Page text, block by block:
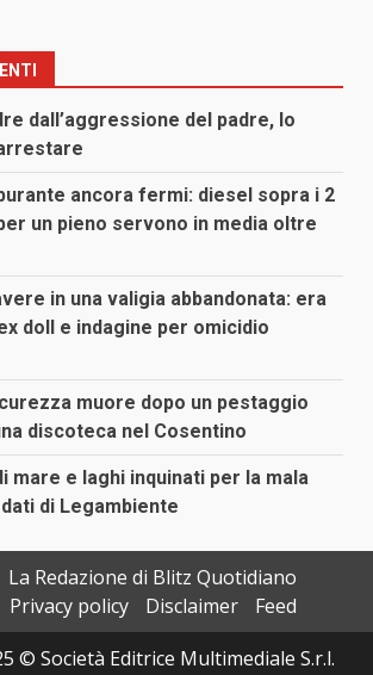
dall’aggressione del padre, lo
ancora fermi: diesel sopra i 2
un pieno servono in media oltre
in una valigia abbandonata: era
doll e indagine per omicidio
muore dopo un pestaggio
discoteca nel Cosentino
mare e laghi inquinati per la mala
di Legambiente
La Redazione di Blitz Quotidiano
Privacy policy Disclaimer
Feed
© Società Editrice Multimediale S.r.l.